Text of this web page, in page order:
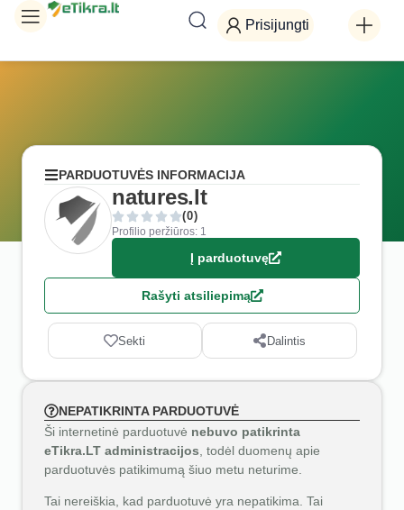
Prisijungti
PARDUOTUVĖS INFORMACIJA
natures.lt
(0)
Profilio peržiūros: 1
Į parduotuvę
Rašyti atsiliepimą
Sekti Dalintis
NEPATIKRINTA PARDUOTUVĖ
Ši internetinė parduotuvė nebuvo patikrinta
eTikra.LT administracijos , todėl duomenų apie
parduotuvės patikimumą šiuo metu neturime.
Tai nereiškia, kad parduotuvė yra nepatikima. Tai